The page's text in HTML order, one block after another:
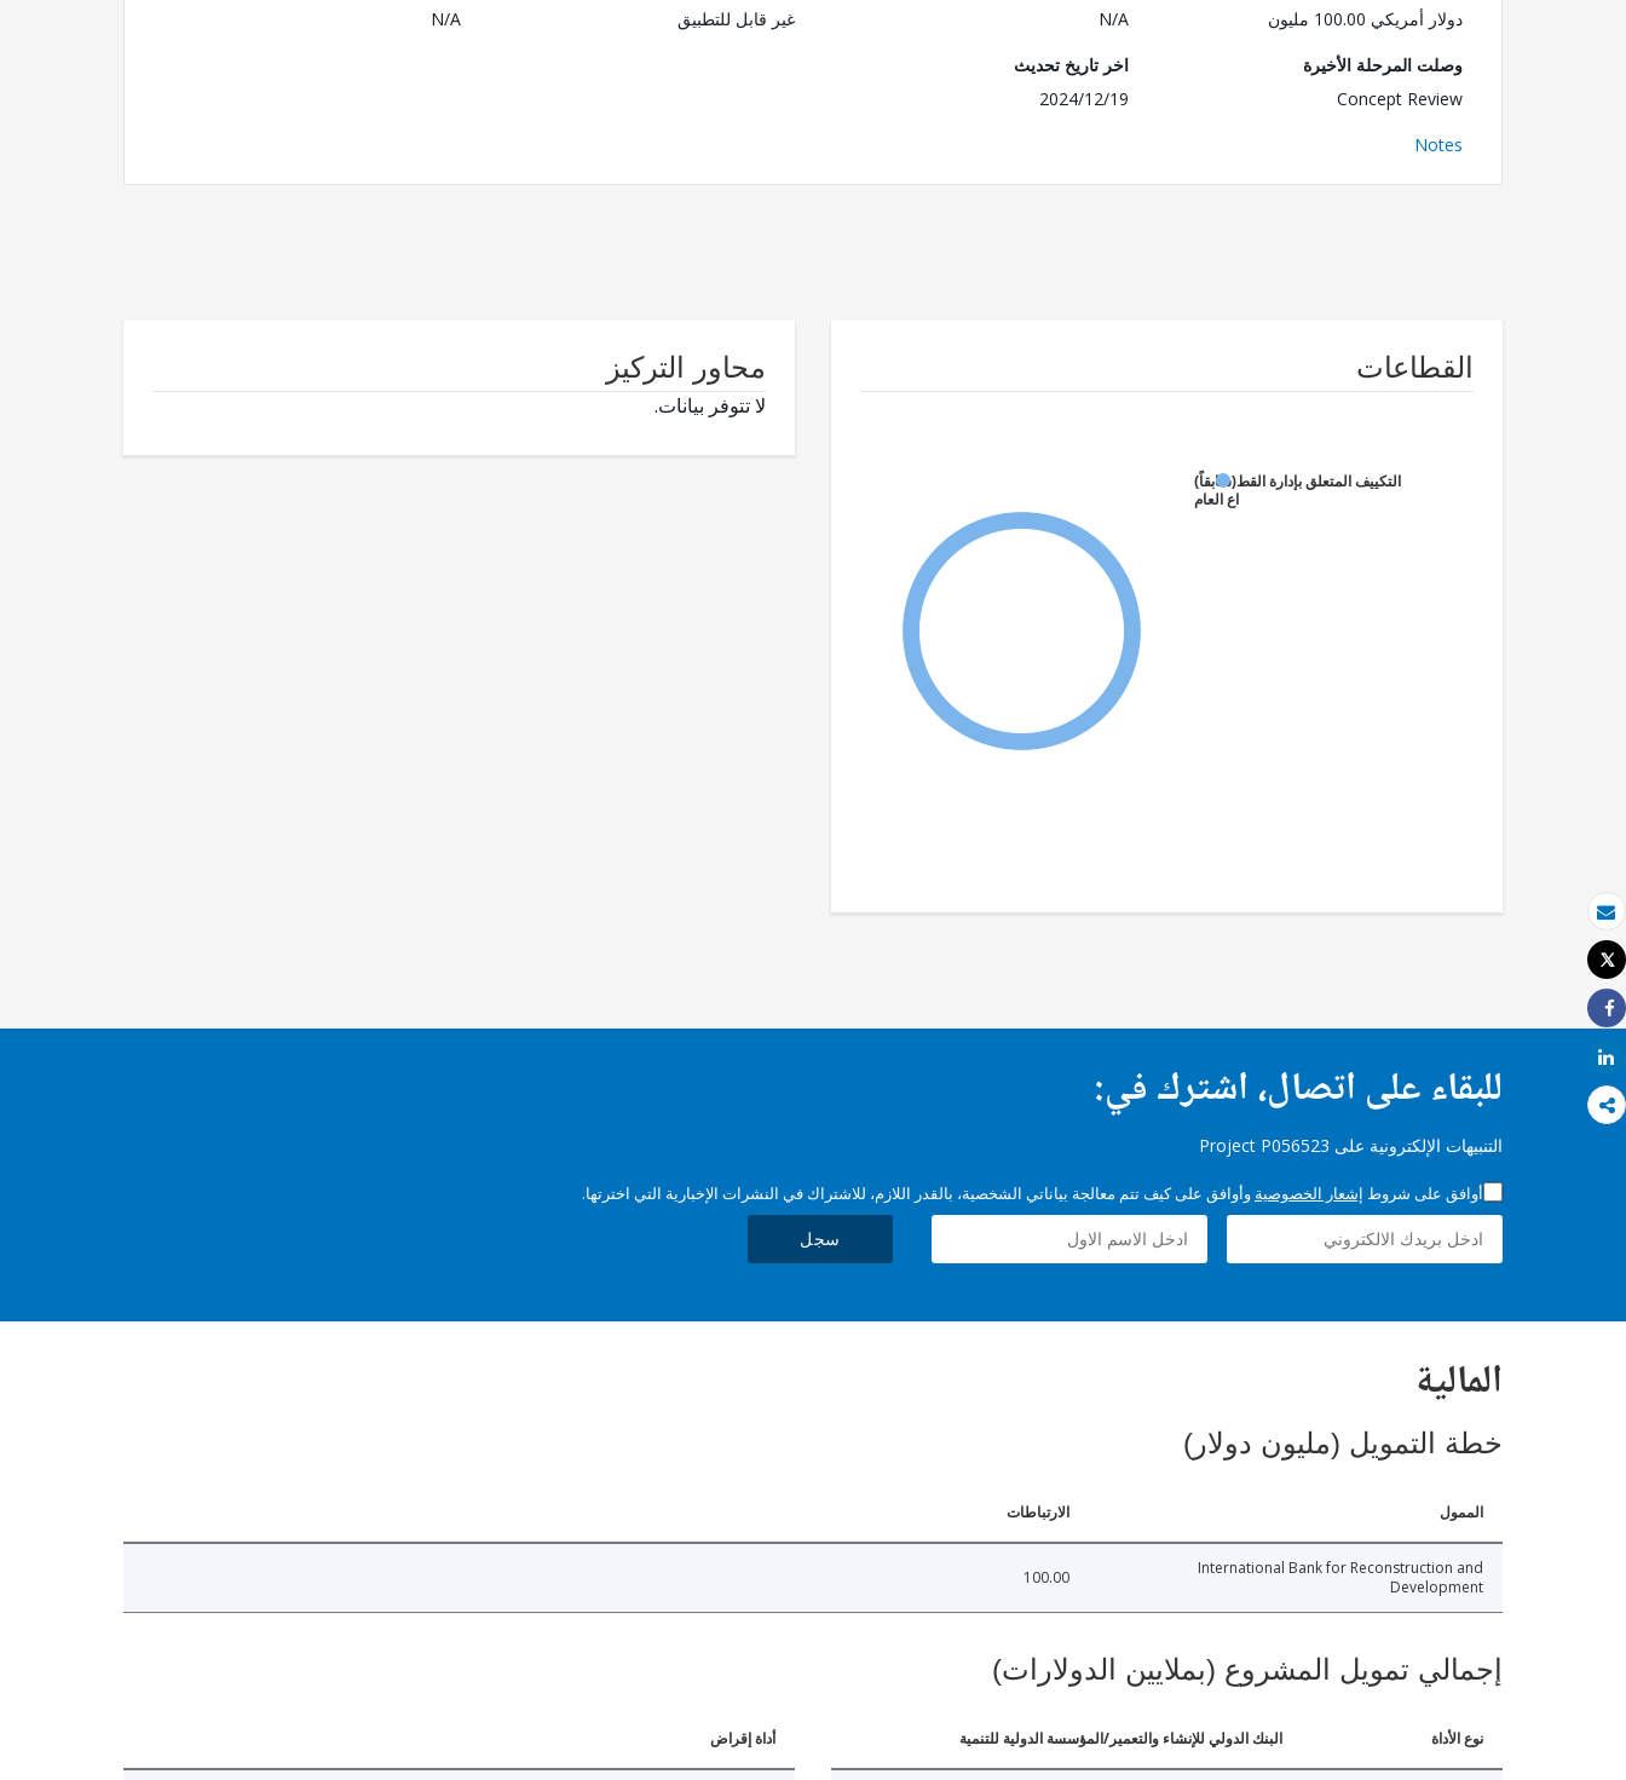
بريد الكتروني
طباعة
Tweet
Share
Share
دولار أمريكي 100.00 مليون
N/A
غير قابل للتطبيق
N/A
وصلت المرحلة الأخيرة
Concept Review
اخر تاريخ تحديث
2024/12/19
Notes
القطاعات
التكييف المتعلق بإدارة القطاع العام
(سابقاً)
محاور التركيز
لا تتوفر بيانات.
للبقاء على اتصال، اشترك في:
التنبيهات الإلكترونية على Project P056523
أوافق على شروط إشعار الخصوصية وأوافق على كيف تتم معالجة بياناتي الشخصية، بالقدر اللازم، للاشتراك في النشرات الإخبارية التي اخترتها.
سجل
المالية
خطة التمويل (مليون دولار)
الممول الارتباطات
International Bank for Reconstruction and
Development
100.00
إجمالي تمويل المشروع (بملايين الدولارات)
نوع الأداة البنك الدولي للإنشاء والتعمير/المؤسسة الدولية للتنمية أداة إقراض